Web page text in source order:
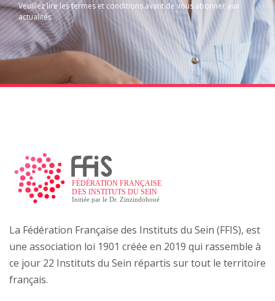
Veuillez lire les termes et conditions avant de vous abonner aux
actualités
Alternative:
La Fédération Française des Instituts du Sein (FFIS), est
une association loi 1901 créée en 2019 qui rassemble à
ce jour 22 Instituts du Sein répartis sur tout le territoire
français.